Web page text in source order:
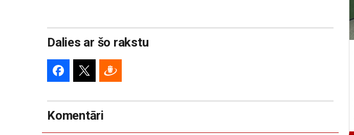
Dalies ar šo rakstu
Komentāri